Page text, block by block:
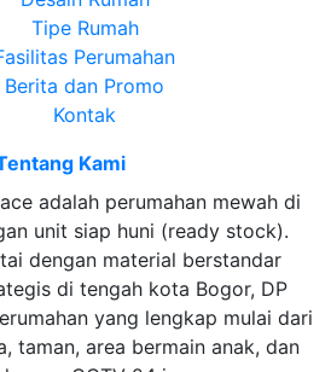
Tipe Rumah
Perumahan
Berita dan Promo
Kontak
Kami
adalah perumahan mewah di
unit siap huni (ready stock).
dengan material berstandar
di tengah kota Bogor, DP
yang lengkap mulai dari
taman, area bermain anak, dan